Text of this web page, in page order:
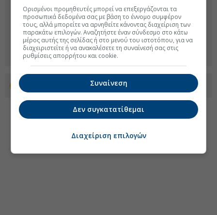
Προσθέστε το euro2day.gr στο Discover
Ορισμένοι προμηθευτές μπορεί να επεξεργάζονται τα
προσωπικά δεδομένα σας με βάση το έννομο συμφέρον
τους, αλλά μπορείτε να αρνηθείτε κάνοντας διαχείριση των
παρακάτω επιλογών. Αναζητήστε έναν σύνδεσμο στο κάτω
μέρος αυτής της σελίδας ή στο μενού του ιστοτόπου, για να
διαχειριστείτε ή να ανακαλέσετε τη συναίνεσή σας στις
ρυθμίσεις απορρήτου και cookie.
Συναίνεση
Δεν συγκατατίθεμαι
Διαχείριση επιλογών